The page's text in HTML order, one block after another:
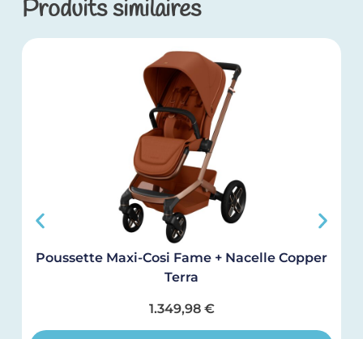
Produits similaires
Poussette Maxi-Cosi Fame + Nacelle Copper
Terra
1.349,98 €